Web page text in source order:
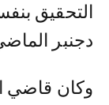
التحقيق
دجنبر
وكان قاضي